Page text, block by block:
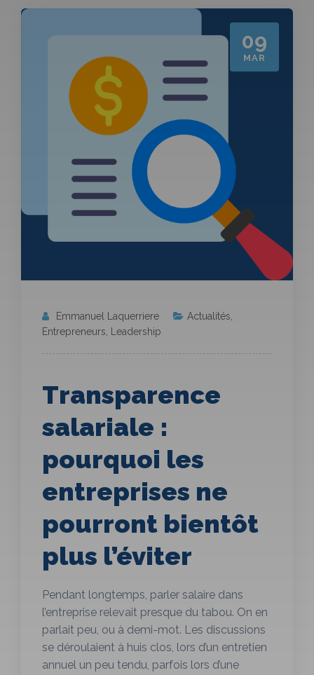
09
MAR
Emmanuel Laquerriere Actualités
Entrepreneurs
Leadership
Transparence
salariale :
pourquoi les
entreprises ne
pourront bientôt
plus l’éviter
Pendant longtemps, parler salaire dans
l’entreprise relevait presque du tabou. On en
parlait peu, ou à demi-mot. Les discussions
se déroulaient à huis clos, lors d’un entretien
annuel un peu tendu, parfois lors d’une